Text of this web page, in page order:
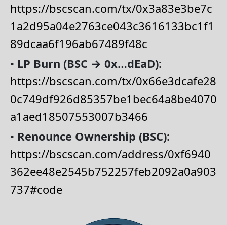
https://bscscan.com/tx/0x3a83e3be7c
1a2d95a04e2763ce043c3616133bc1f1
89dcaa6f196ab67489f48c
• LP Burn (BSC → 0x…dEaD):
https://bscscan.com/tx/0x66e3dcafe28
0c749df926d85357be1bec64a8be4070
a1aed18507553007b3466
• Renounce Ownership (BSC):
https://bscscan.com/address/0xf6940
362ee48e2545b752257feb2092a0a903
737#code